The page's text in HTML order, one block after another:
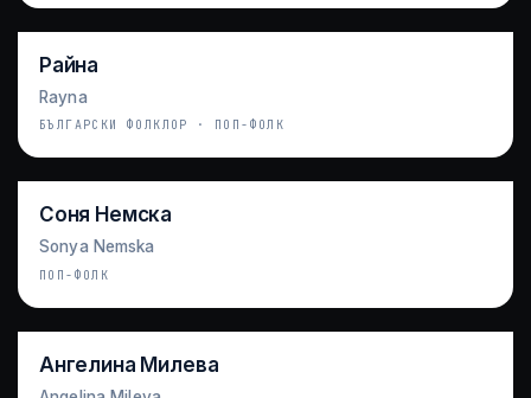
Райна
Rayna
БЪЛГАРСКИ ФОЛКЛОР · ПОП-ФОЛК
Соня Немска
Sonya Nemska
ПОП-ФОЛК
Ангелина Милева